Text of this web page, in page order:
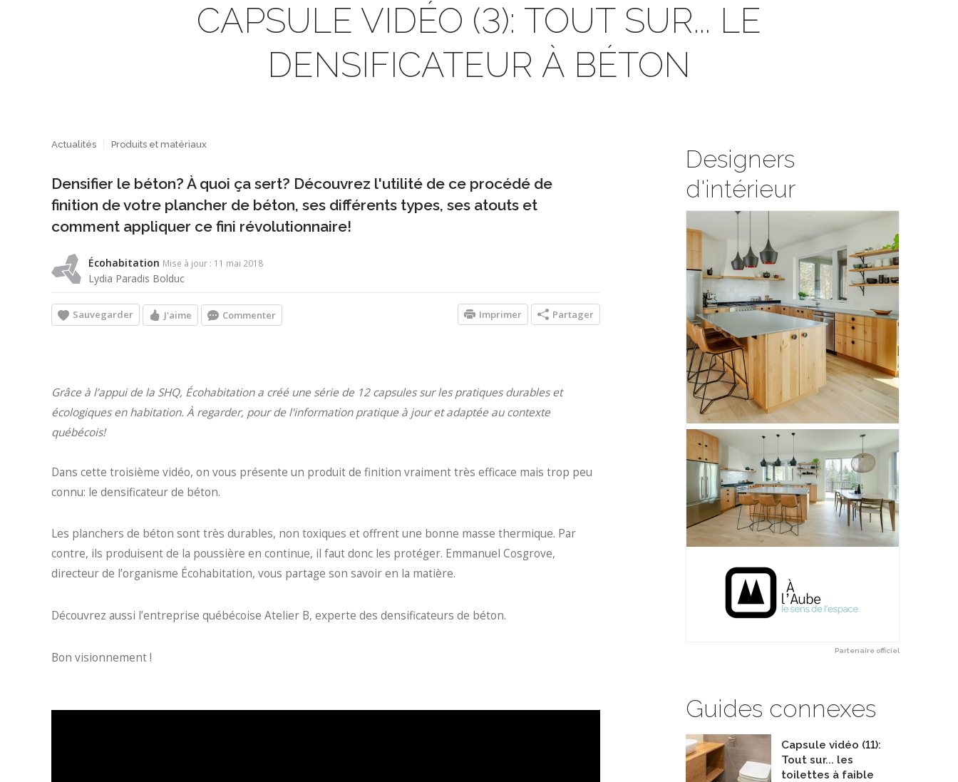
CAPSULE VIDÉO (3): TOUT SUR... LE
DENSIFICATEUR À BÉTON
Designers
d'intérieur
Partenaire officiel
Guides connexes
Capsule vidéo (11):
Tout sur... les
toilettes à faible
Actualités Produits et matériaux
Densifier le béton? À quoi ça sert? Découvrez l'utilité de ce procédé de
finition de votre plancher de béton, ses différents types, ses atouts et
comment appliquer ce fini révolutionnaire!
Écohabitation Mise à jour : 11 mai 2018
Lydia Paradis Bolduc
Sauvegarder J'aime Commenter Partager
Imprimer
Grâce à l’appui de la SHQ, Écohabitation a créé une série de 12 capsules sur les pratiques durables et
écologiques en habitation. À regarder, pour de l'information pratique à jour et adaptée au contexte
québécois!
Dans cette troisième vidéo, on vous présente un produit de finition vraiment très efficace mais trop peu
connu: le densificateur de béton.
Les planchers de béton sont très durables, non toxiques et offrent une bonne masse thermique. Par
contre, ils produisent de la poussière en continue, il faut donc les protéger. Emmanuel Cosgrove,
directeur de l’organisme Écohabitation, vous partage son savoir en la matière.
Découvrez aussi l’entreprise québécoise Atelier B, experte des densificateurs de béton.
Bon visionnement !